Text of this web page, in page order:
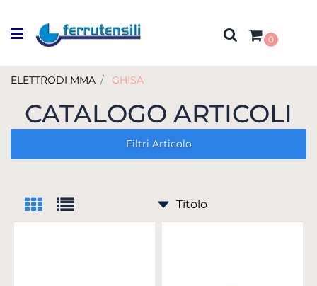
Open menu
0
ELETTRODI MMA GHISA
CATALOGO ARTICOLI
Filtri Articolo